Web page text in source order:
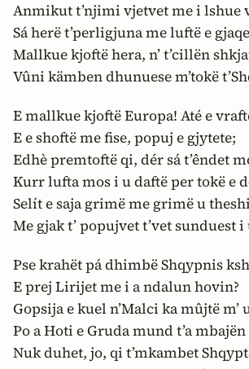
Anmikut t’njimi vjetvet me i lshue
Sá herë t’perligjuna me luftë e
Mallkue kjoftë hera, n’ t’cillën
Vûni kämben dhunuese m’tokë
E mallkue kjoftë Europa! Até e
E e shoftë me fise, popuj e gjytete;
Edhè premtoftë qi, dér sá t’êndet
Kurr lufta mos i u daftë per tokë e
Selít e saja grimë me grimë u
Me gjak t’ popujvet t’vet sunduest
Pse krahët pá dhimbë Shqypnis
E prej Lirijet me i a ndalun hovin?
Gopsija e kuel n’Malci ka mûjtë m’
Po a Hoti e Gruda mund t’a
Nuk duhet, jo, qi t’mkambet